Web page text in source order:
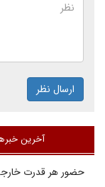
ارسال نظر
آخرین
حضور هر قدرت